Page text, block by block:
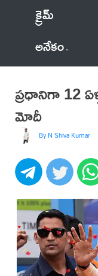
క్రైమ్
అనేకం
ప్రధానిగా 12
మోదీ
By N Shiva Kumar